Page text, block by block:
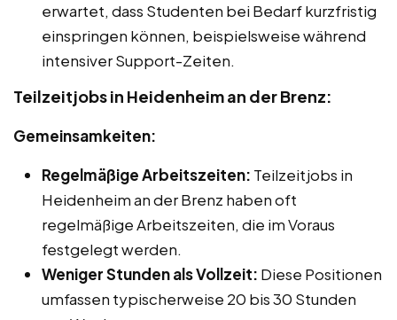
erwartet, dass Studenten bei Bedarf kurzfristig
einspringen können, beispielsweise während
intensiver Support-Zeiten.
Teilzeitjobs in Heidenheim an der Brenz:
Gemeinsamkeiten:
Regelmäßige Arbeitszeiten: Teilzeitjobs in
Heidenheim an der Brenz haben oft
regelmäßige Arbeitszeiten, die im Voraus
festgelegt werden.
Weniger Stunden als Vollzeit: Diese Positionen
umfassen typischerweise 20 bis 30 Stunden